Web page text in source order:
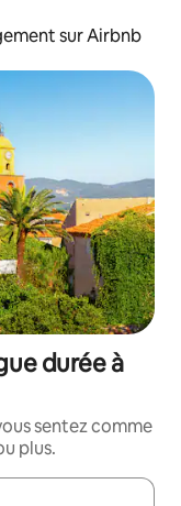
sur Airbnb
durée à
sentez comme
plus.